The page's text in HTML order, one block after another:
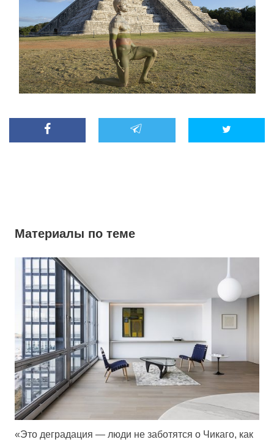
Материалы по теме
«Это деградация — люди не заботятся о Чикаго, как